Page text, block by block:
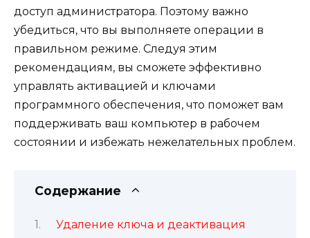
доступ администратора. Поэтому важно
убедиться, что вы выполняете операции в
правильном режиме. Следуя этим
рекомендациям, вы сможете эффективно
управлять активацией и ключами
программного обеспечения, что поможет вам
поддерживать ваш компьютер в рабочем
состоянии и избежать нежелательных проблем.
Содержание
Удаление ключа и деактивация